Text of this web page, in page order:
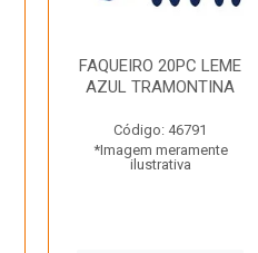
FAQUEIRO 20PC LEME
AZUL TRAMONTINA
Código: 46791
*Imagem meramente
ilustrativa